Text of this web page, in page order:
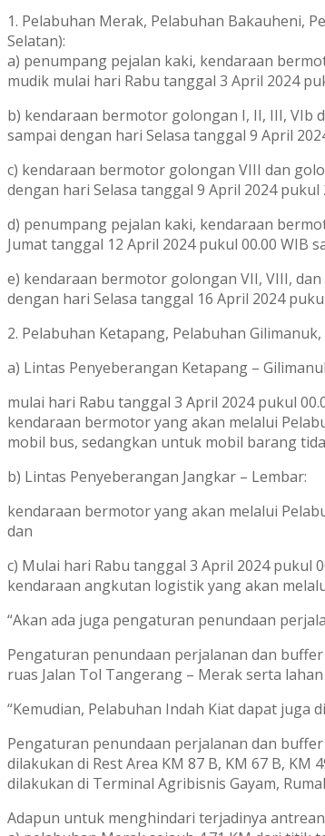
1. Pelabuhan Merak, Pelabuhan Bakauheni,
Selatan):
a) penumpang pejalan kaki, kendaraan
mudik mulai hari Rabu tanggal 3 April 2024
b) kendaraan bermotor golongan I, II, III, VIb
sampai dengan hari Selasa tanggal 9 April
c) kendaraan bermotor golongan VIII dan
dengan hari Selasa tanggal 9 April 2024
d) penumpang pejalan kaki, kendaraan
Jumat tanggal 12 April 2024 pukul 00.00 WIB
e) kendaraan bermotor golongan VII, VIII,
dengan hari Selasa tanggal 16 April 2024
2. Pelabuhan Ketapang, Pelabuhan
a) Lintas Penyeberangan Ketapang –
mulai hari Rabu tanggal 3 April 2024 pukul
kendaraan bermotor yang akan melalui
mobil bus, sedangkan untuk mobil barang
b) Lintas Penyeberangan Jangkar – Lembar:
kendaraan bermotor yang akan melalui
dan
c) Mulai hari Rabu tanggal 3 April 2024 pukul
kendaraan angkutan logistik yang akan
“Akan ada juga pengaturan penundaan
Pengaturan penundaan perjalanan dan buffer
ruas Jalan Tol Tangerang – Merak serta
“Kemudian, Pelabuhan Indah Kiat dapat
Pengaturan penundaan perjalanan dan
dilakukan di Rest Area KM 87 B, KM 67 B,
dilakukan di Terminal Agribisnis Gayam,
Adapun untuk menghindari terjadinya